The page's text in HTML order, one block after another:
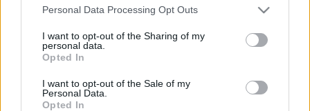
Please note that this website/app uses one or more Google
not limited to your visit or usage behaviour. You may click to
grant or deny consent to Google and its third-party tags to
use your data for below specified purposes in below Google
consent section.
Personal Data Processing Opt Outs
I want to opt-out of the Sharing of my
personal data.
Opted In
I want to opt-out of the Sale of my
Personal Data.
Opted In
Idegrendszeri betegség